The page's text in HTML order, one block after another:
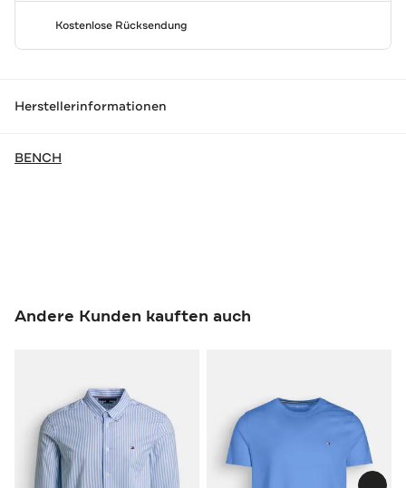
Kostenlose Rücksendung
Herstellerinformationen
BENCH
Andere Kunden kauften auch